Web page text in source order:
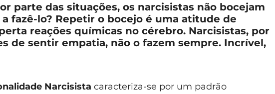
parte das situações, os narcisistas não bocejam
fazê-lo? Repetir o bocejo é uma atitude de
reações químicas no cérebro. Narcisistas, por
de sentir empatia, não o fazem sempre. Incrível,
Narcisista caracteriza-se por um padrão